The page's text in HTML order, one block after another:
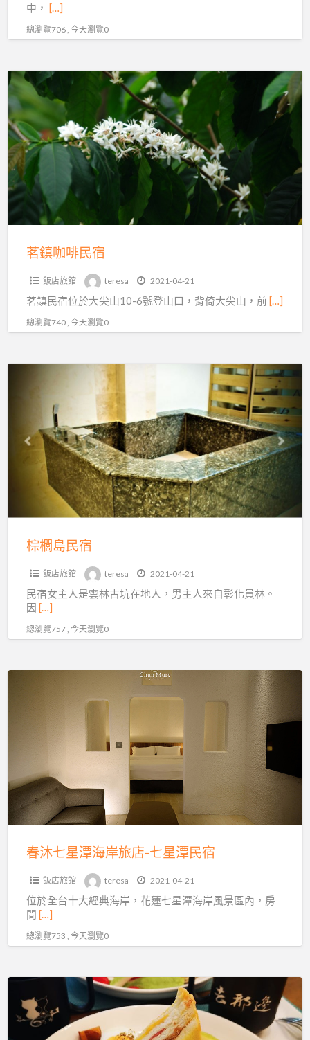
中， […]
總瀏覽706 , 今天瀏覽0
茗
鎮
咖
啡
民
宿
茗鎮咖啡民宿
飯店旅館 teresa 2021-04-21
茗鎮民宿位於大尖山10-6號登山口，背倚大尖山，前 […]
總瀏覽740 , 今天瀏覽0
棕櫚島民宿
飯店旅館 teresa 2021-04-21
民宿女主人是雲林古坑在地人，男主人來自彰化員林。
因 […]
總瀏覽757 , 今天瀏覽0
岸
旅
店-
春沐七星潭海岸旅店-七星潭民宿
飯店旅館 teresa 2021-04-21
位於全台十大經典海岸，花蓮七星潭海岸風景區內，房
間 […]
總瀏覽753 , 今天瀏覽0
去
邊